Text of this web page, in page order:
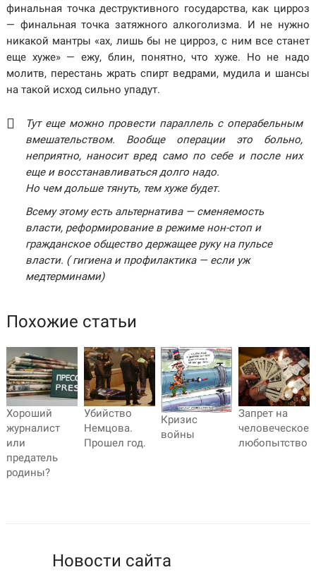
финальная точка деструктивного государства, как цирроз
— финальная точка затяжного алкоголизма. И не нужно
никакой мантры «ах, лишь бы не цирроз, с ним все станет
еще хуже» — ежу, блин, понятно, что хуже. Но не надо
молитв, перестань жрать спирт ведрами, мудила и шансы
на такой исход сильно упадут.
Тут еще можно провести параллель с операбельным
вмешательством. Вообще операции это больно,
неприятно, наносит вред само по себе и после них
еще и восстанавливаться долго надо.
Но чем дольше тянуть, тем хуже будет.
Всему этому есть альтернатива — сменяемость
власти, реформирование в режиме нон-стоп и
гражданское общество держащее руку на пульсе
власти. ( гигиена и профилактика — если уж
медтерминами)
Похожие статьи
Хороший
журналист
или
предатель
родины?
Убийство
Немцова.
Прошел год.
Кризис
войны
Запрет на
человеческое
любопытство
Новости сайта